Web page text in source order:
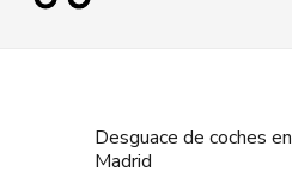
Desguace de coches en
Madrid